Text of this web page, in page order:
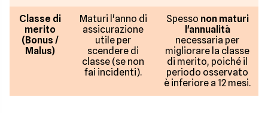
Classe di
merito
(Bonus /
Malus)
Maturi l'anno di
assicurazione
utile per
scendere di
classe (se non
fai incidenti).
Spesso non maturi
l'annualità
necessaria per
migliorare la classe
di merito, poiché il
periodo osservato
è inferiore a 12 mesi.